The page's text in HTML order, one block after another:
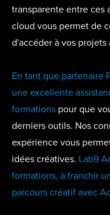
transparente entre ces
cloud vous permet de
d'accéder à vos
En tant que partenaire
une excellente
formations pour que
derniers outils. Nos
expérience vous
idées créatives. Lab9
formations, à franchir
parcours créatif avec